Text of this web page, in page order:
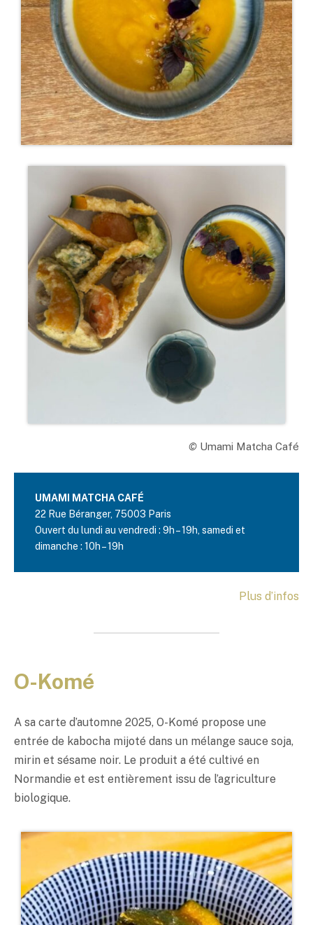
© Umami Matcha Café
UMAMI MATCHA CAFÉ
22 Rue Béranger, 75003 Paris
Ouvert du lundi au vendredi : 9h – 19h, samedi et
dimanche : 10h – 19h
Plus d’infos
O-Komé
A sa carte d’automne 2025, O-Komé propose une
entrée de kabocha mijoté dans un mélange sauce soja,
mirin et sésame noir. Le produit a été cultivé en
Normandie et est entièrement issu de l’agriculture
biologique.